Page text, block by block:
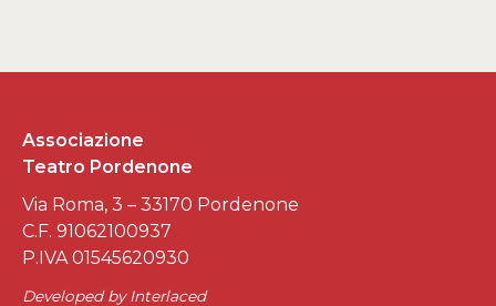
Associazione
Teatro Pordenone
Via Roma, 3 – 33170 Pordenone
C.F. 91062100937
P.IVA 01545620930
Developed by Interlaced